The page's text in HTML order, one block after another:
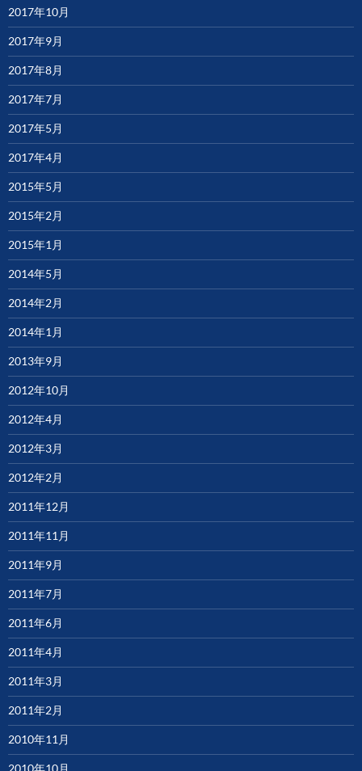
2017年10月
2017年9月
2017年8月
2017年7月
2017年5月
2017年4月
2015年5月
2015年2月
2015年1月
2014年5月
2014年2月
2014年1月
2013年9月
2012年10月
2012年4月
2012年3月
2012年2月
2011年12月
2011年11月
2011年9月
2011年7月
2011年6月
2011年4月
2011年3月
2011年2月
2010年11月
2010年10月